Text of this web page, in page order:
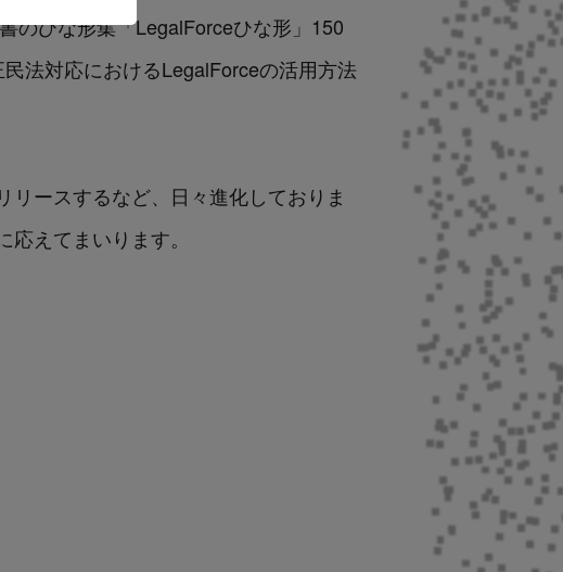
のひな形集「LegalForceひな形」150
法対応におけるLegalForceの活用方法
リースするなど、日々進化しておりま
えてまいります。